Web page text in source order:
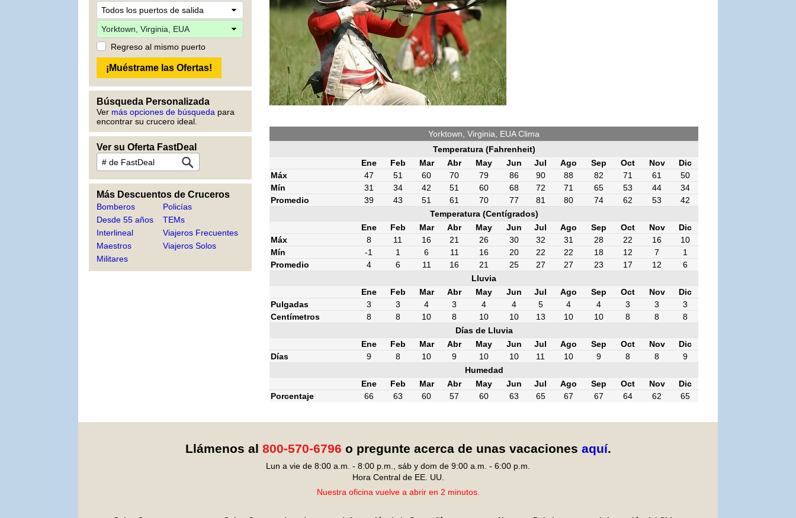
Regreso al mismo puerto
Búsqueda Personalizada
Ver más opciones de búsqueda para
encontrar su crucero ideal.
Ver su Oferta FastDeal
Más Descuentos de Cruceros
Bomberos
Desde 55 años
Interlineal
Maestros
Militares
Policías
TEMs
Viajeros Frecuentes
Viajeros Solos
Yorktown, Virginia, EUA Clima
Temperatura (Fahrenheit)
Ene
Feb Mar Abr May Jun Jul Ago Sep Oct Nov
Dic
Máx
47 51 60 70 79 86 90 88 82 71 61
50
Mín
31 34 42 51 60 68 72 71 65 53 44
34
Promedio
39 43 51 61 70 77 81 80 74 62 53
42
Temperatura (Centígrados)
Ene
Feb Mar Abr May Jun Jul Ago Sep Oct Nov
Dic
Máx
8 11 16 21 26 30 32 31 28 22 16
10
Mín
-1 1 6 11 16 20 22 22 18 12 7
1
Promedio
4 6 11 16 21 25 27 27 23 17 12
6
Lluvia
Ene
Feb Mar Abr May Jun Jul Ago Sep Oct Nov
Dic
Pulgadas
3 3 4 3 4 4 5 4 4 3 3
3
Centímetros
8 8 10 8 10 10 13 10 10 8 8
8
Días de Lluvia
Ene
Feb Mar Abr May Jun Jul Ago Sep Oct Nov
Dic
Días
9 8 10 9 10 10 11 10 9 8 8
9
Humedad
Ene
Feb Mar Abr May Jun Jul Ago Sep Oct Nov
Dic
Porcentaje
66 63 60 57 60 63 65 67 67 64 62 65
Llámenos al 800-570-6796 o pregunte acerca de unas vacaciones aquí.
Lun a vie de 8:00 a.m. - 8:00 p.m., sáb y dom de 9:00 a.m. - 6:00 p.m.
Hora Central de EE. UU.
Nuestra oficina vuelve a abrir en 2 minutos.